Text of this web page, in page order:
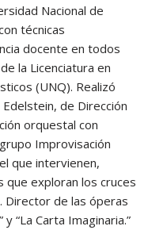
Nacional de
técnicas
docente en todos
la Licenciatura en
(UNQ). Realizó
de Dirección
orquestal con
Improvisación
que intervienen,
exploran los cruces
Director de las óperas
“La Carta Imaginaria.”